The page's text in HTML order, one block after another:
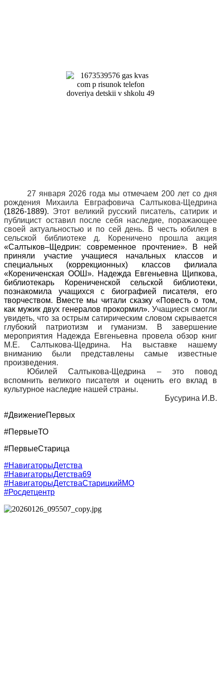
27 января 2026 года мы отмечаем 200 лет со дня
рождения Михаила Евграфовича Салтыкова-Щедрина
(1826-1889). Этот великий русский писатель, сатирик и
публицист оставил после себя наследие, поражающее
своей актуальностью и по сей день. В честь юбилея в
сельской библиотеке д. Кореничено прошла акция
«Салтыков–Щедрин: современное прочтение». В ней
приняли участие учащиеся начальных классов и
специальных (коррекционных) классов филиала
«Корениченская ООШ». Надежда Евгеньевна Щипкова,
библиотекарь Корениченской сельской библиотеки,
познакомила учащихся с биографией писателя, его
творчеством. Вместе мы читали сказку «Повесть о том,
как мужик двух генералов прокормил». Учащиеся смогли
увидеть, что за острым сатирическим словом скрывается
глубокий патриотизм и гуманизм. В завершение
мероприятия Надежда Евгеньевна провела обзор книг
М.Е. Салтыкова-Щедрина. На выставке нашему
вниманию были представлены самые известные
произведения.
Юбилей Салтыкова-Щедрина – это повод
вспомнить великого писателя и оценить его вклад в
культурное наследие нашей страны.
Бусурина И.В.
#ДвижениеПервых
#ПервыеТО
#ПервыеСтарица
#НавигаторыДетства
#НавигаторыДетства69
#НавигаторыДетстваСтарицкийМО
#Росдетцентр